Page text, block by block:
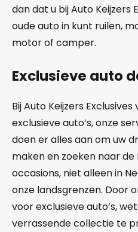
dan dat u bij Auto Keijzers
oude auto in kunt ruilen,
motor of camper.
Exclusieve auto
Bij Auto Keijzers
exclusieve auto’s, onze
doen er alles aan om uw
maken en zoeken naar
occasions, niet alleen in
onze landsgrenzen. Door
voor exclusieve auto’s,
verrassende collectie te